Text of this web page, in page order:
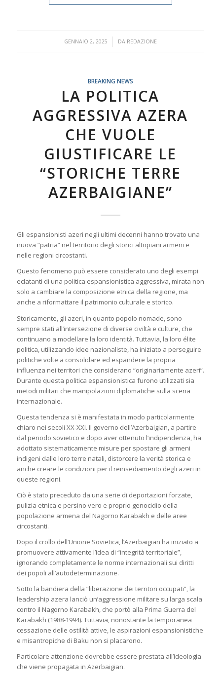
GENNAIO 2, 2025
/ DA REDAZIONE
BREAKING NEWS
LA POLITICA
AGGRESSIVA AZERA
CHE VUOLE
GIUSTIFICARE LE
“STORICHE TERRE
AZERBAIGIANE”
Gli espansionisti azeri negli ultimi decenni hanno trovato una
nuova “patria” nel territorio degli storici altopiani armeni e
nelle regioni circostanti.
Questo fenomeno può essere considerato uno degli esempi
eclatanti di una politica espansionistica aggressiva, mirata non
solo a cambiare la composizione etnica della regione, ma
anche a riformattare il patrimonio culturale e storico.
Storicamente, gli azeri, in quanto popolo nomade, sono
sempre stati all’intersezione di diverse civiltà e culture, che
continuano a modellare la loro identità. Tuttavia, la loro élite
politica, utilizzando idee nazionaliste, ha iniziato a perseguire
politiche volte a consolidare ed espandere la propria
influenza nei territori che considerano “originariamente azeri”.
Durante questa politica espansionistica furono utilizzati sia
metodi militari che manipolazioni diplomatiche sulla scena
internazionale.
Questa tendenza si è manifestata in modo particolarmente
chiaro nei secoli XX-XXI. Il governo dell’Azerbaigian, a partire
dal periodo sovietico e dopo aver ottenuto l’indipendenza, ha
adottato sistematicamente misure per spostare gli armeni
indigeni dalle loro terre natali, distorcere la verità storica e
anche creare le condizioni per il reinsediamento degli azeri in
queste regioni.
Ciò è stato preceduto da una serie di deportazioni forzate,
pulizia etnica e persino vero e proprio genocidio della
popolazione armena del Nagorno Karabakh e delle aree
circostanti.
Dopo il crollo dell’Unione Sovietica, l’Azerbaigian ha iniziato a
promuovere attivamente l’idea di “integrità territoriale”,
ignorando completamente le norme internazionali sui diritti
dei popoli all’autodeterminazione.
Sotto la bandiera della “liberazione dei territori occupati”, la
leadership azera lanciò un’aggressione militare su larga scala
contro il Nagorno Karabakh, che portò alla Prima Guerra del
Karabakh (1988-1994). Tuttavia, nonostante la temporanea
cessazione delle ostilità attive, le aspirazioni espansionistiche
e misantropiche di Baku non si placarono.
Particolare attenzione dovrebbe essere prestata all’ideologia
che viene propagata in Azerbaigian.